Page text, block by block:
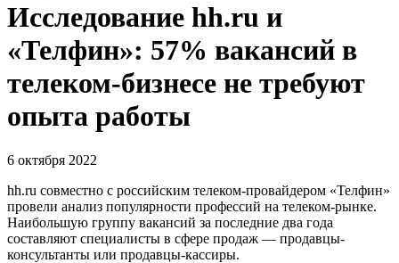
Исследование hh.ru и
«Телфин»: 57% вакансий в
телеком-бизнесе не требуют
опыта работы
6 октября 2022
hh.ru совместно с российским телеком-провайдером «Телфин»
провели анализ популярности профессий на телеком-рынке.
Наибольшую группу вакансий за последние два года
составляют специалисты в сфере продаж — продавцы-
консультанты или продавцы-кассиры.